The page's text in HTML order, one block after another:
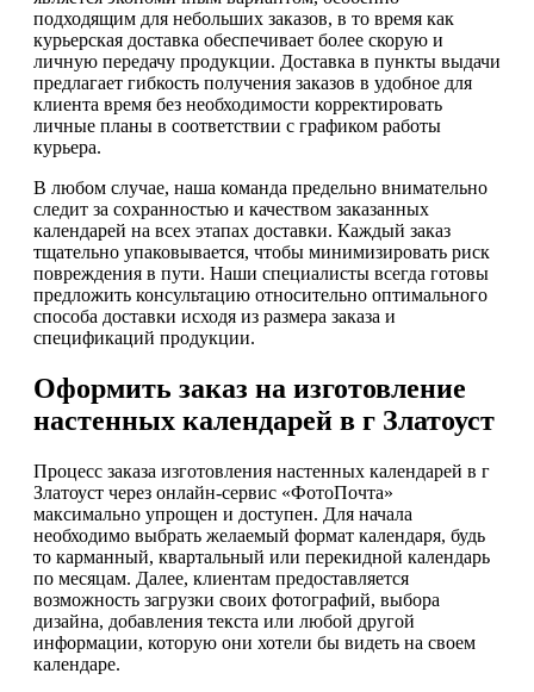
подходящим для небольших заказов, в то время как
курьерская доставка обеспечивает более скорую и
личную передачу продукции. Доставка в пункты выдачи
предлагает гибкость получения заказов в удобное для
клиента время без необходимости корректировать
личные планы в соответствии с графиком работы
курьера.
В любом случае, наша команда предельно внимательно
следит за сохранностью и качеством заказанных
календарей на всех этапах доставки. Каждый заказ
тщательно упаковывается, чтобы минимизировать риск
повреждения в пути. Наши специалисты всегда готовы
предложить консультацию относительно оптимального
способа доставки исходя из размера заказа и
спецификаций продукции.
Оформить заказ на изготовление
настенных календарей в г Златоуст
Процесс заказа изготовления настенных календарей в г
Златоуст через онлайн-сервис «ФотоПочта»
максимально упрощен и доступен. Для начала
необходимо выбрать желаемый формат календаря, будь
то карманный, квартальный или перекидной календарь
по месяцам. Далее, клиентам предоставляется
возможность загрузки своих фотографий, выбора
дизайна, добавления текста или любой другой
информации, которую они хотели бы видеть на своем
календаре.